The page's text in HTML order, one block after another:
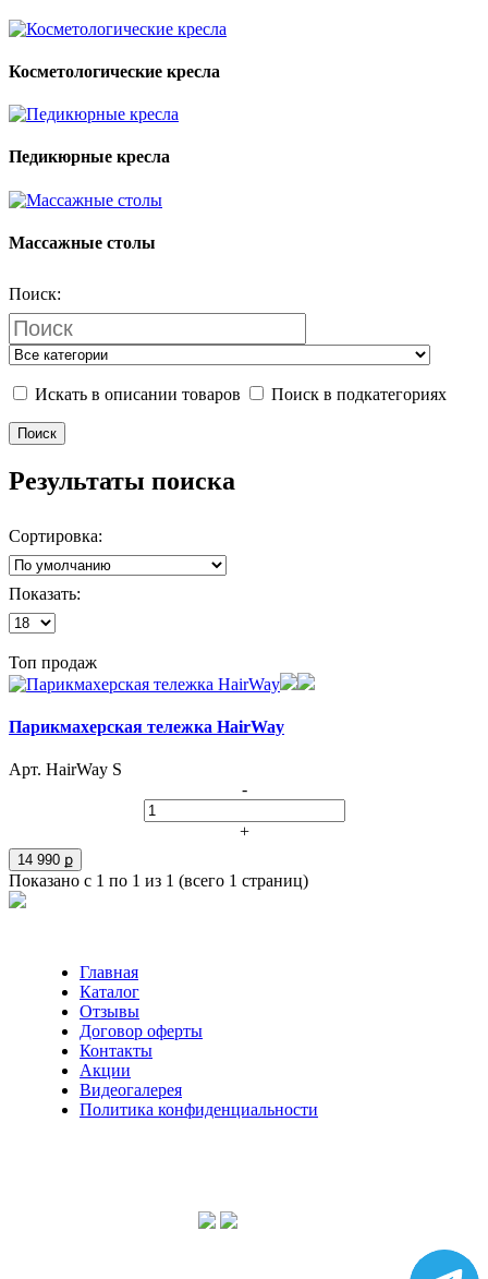
Косметологические кресла
Педикюрные кресла
Массажные столы
Поиск:
Искать в описании товаров Поиск в подкатегориях
Результаты поиска
Сортировка:
Показать:
Топ продаж
Парикмахерская тележка HairWay
Арт. HairWay S
-
+
14 990 ք
Показано с 1 по 1 из 1 (всего 1 страниц)
Главная
Каталог
Отзывы
Договор оферты
Контакты
Акции
Видеогалерея
Политика конфиденциальности